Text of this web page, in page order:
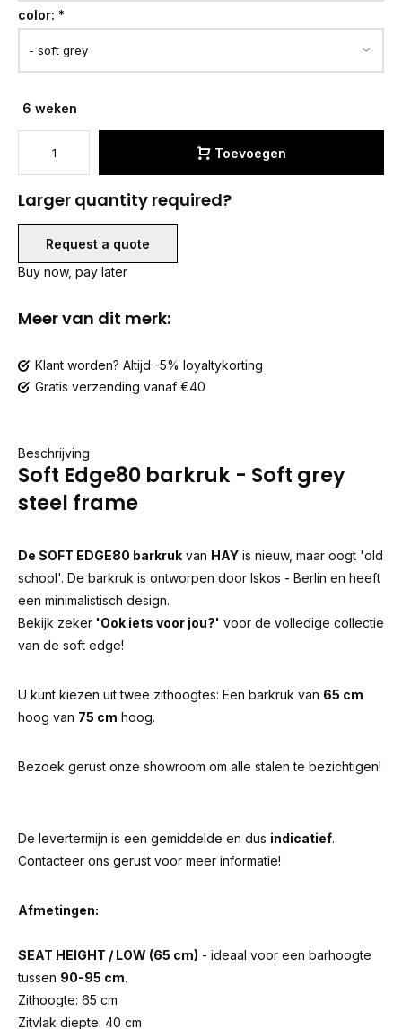
color: *
6 weken
Toevoegen
Larger quantity required?
Request a quote
Buy now, pay later
Meer van dit merk:
Klant worden? Altijd -5% loyaltykorting
Gratis verzending vanaf €40
Beschrijving
Soft Edge80 barkruk - Soft grey
steel frame
De SOFT EDGE80 barkruk van HAY is nieuw, maar oogt 'old
school'. De barkruk is ontworpen door Iskos - Berlin en heeft
een minimalistisch design.
Bekijk zeker 'Ook iets voor jou?' voor de volledige collectie
van de soft edge!
U kunt kiezen uit twee zithoogtes: Een barkruk van 65 cm
hoog van 75 cm hoog.
Bezoek gerust onze showroom om alle stalen te bezichtigen!
De levertermijn is een gemiddelde en dus indicatief.
Contacteer ons gerust voor meer informatie!
Afmetingen:
SEAT HEIGHT / LOW (65 cm) - ideaal voor een barhoogte
tussen 90-95 cm.
Zithoogte: 65 cm
Zitvlak diepte: 40 cm